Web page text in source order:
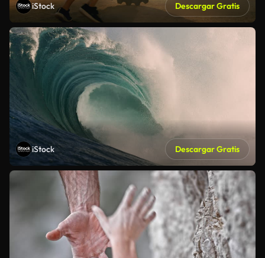
iStock Descargar Gratis
iStock Descargar Gratis